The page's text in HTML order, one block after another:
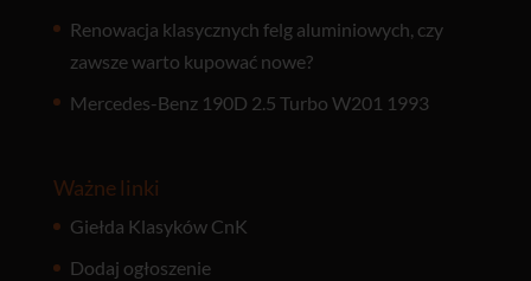
Renowacja klasycznych felg aluminiowych, czy
zawsze warto kupować nowe?
Mercedes-Benz 190D 2.5 Turbo W201 1993
Ważne linki
Giełda Klasyków CnK
Dodaj ogłoszenie